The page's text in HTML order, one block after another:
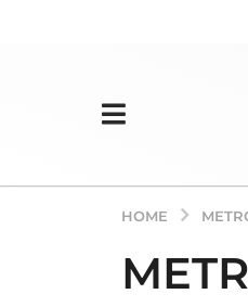
HOME